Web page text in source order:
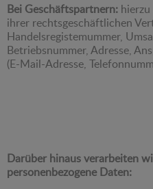
Bei Geschäftspartnern: hierzu
ihrer rechtsgeschäftlichen
Handelsregistemummer,
Betriebsnummer, Adresse,
(E-Mail-Adresse,
Darüber hinaus verarbeiten
personenbezogene Daten: